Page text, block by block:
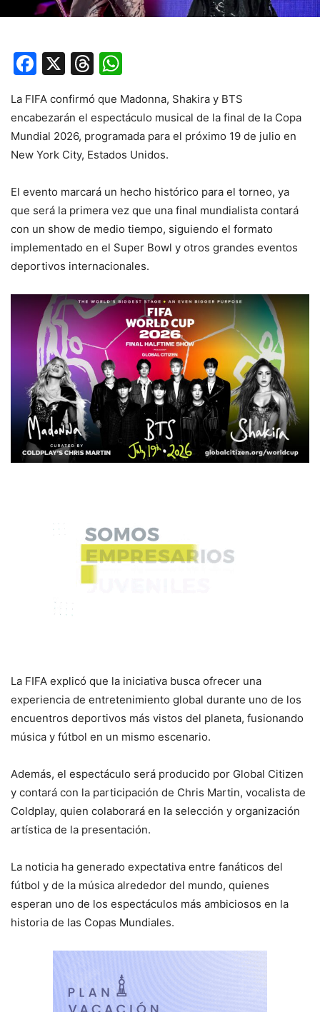
Facebook
X Threads
La FIFA confirmó que Madonna, Shakira y BTS
encabezarán el espectáculo musical de la final de la Copa
Mundial 2026, programada para el próximo 19 de julio en
New York City, Estados Unidos.
El evento marcará un hecho histórico para el torneo, ya
que será la primera vez que una final mundialista contará
con un show de medio tiempo, siguiendo el formato
implementado en el Super Bowl y otros grandes eventos
deportivos internacionales.
La FIFA explicó que la iniciativa busca ofrecer una
experiencia de entretenimiento global durante uno de los
encuentros deportivos más vistos del planeta, fusionando
música y fútbol en un mismo escenario.
Además, el espectáculo será producido por Global Citizen
y contará con la participación de Chris Martin, vocalista de
Coldplay, quien colaborará en la selección y organización
artística de la presentación.
La noticia ha generado expectativa entre fanáticos del
fútbol y de la música alrededor del mundo, quienes
esperan uno de los espectáculos más ambiciosos en la
historia de las Copas Mundiales.